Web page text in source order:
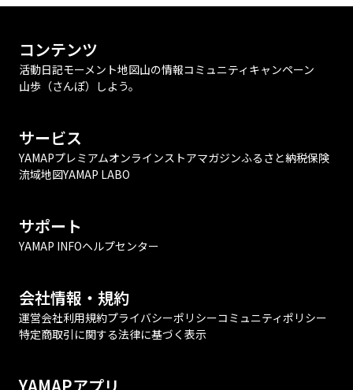
コンテンツ
活動日記モーメント地図山の情報コミュニティ キャンペーン
山歩（さんぽ）しよう。
サービス
YAMAPプレミアムオンラインストアマガジンふるさと納税保険
流域地図YAMAP LABO
サポート
YAMAP INFOヘルプセンター
会社情報・規約
運営会社利用規約プライバシーポリシーコミュニティポリシー
特定商取引に関する法律に基づく表示